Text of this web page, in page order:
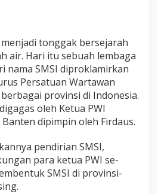
tonggak bersejarah
air. Hari itu sebuah lembaga
nama SMSI diproklamirkan
Persatuan Wartawan
provinsi di Indonesia.
oleh Ketua PWI
dipimpin oleh Firdaus.
pendirian SMSI,
para ketua PWI se-
SMSI di provinsi-